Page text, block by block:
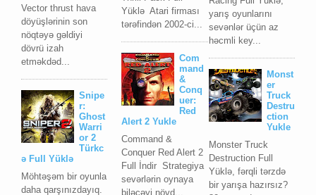
Vector thrust hava
döyüşlərinin son
nöqtəyə gəldiyi
dövrü izah
etməkdəd...
Snipe
r:
Ghost
Warri
or 2
Türkc
ə Full Yüklə
Möhtəşəm bir oyunla
daha qarşınızdayıq.
yarış oyunlarını
sevənlər üçün az
həcmli key...
Monst
er
Truck
Destru
ction
Yukle
Monster Truck
Destruction Full
Yüklə, fərqli tərzdə
bir yarışa hazırsız?
Yüklə Atari firması
tərəfindən 2002-ci...
Com
mand
&
Conq
uer:
Red
Alert 2 Yukle
Command &
Conquer Red Alert 2
Full İndir Strategiya
sevərlərin oynaya
biləcəyi növd...